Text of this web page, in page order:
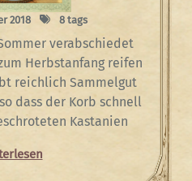
2018 8 tags
verabschiedet
Herbstanfang reifen
reichlich Sammelgut
dass der Korb schnell
Kastanien